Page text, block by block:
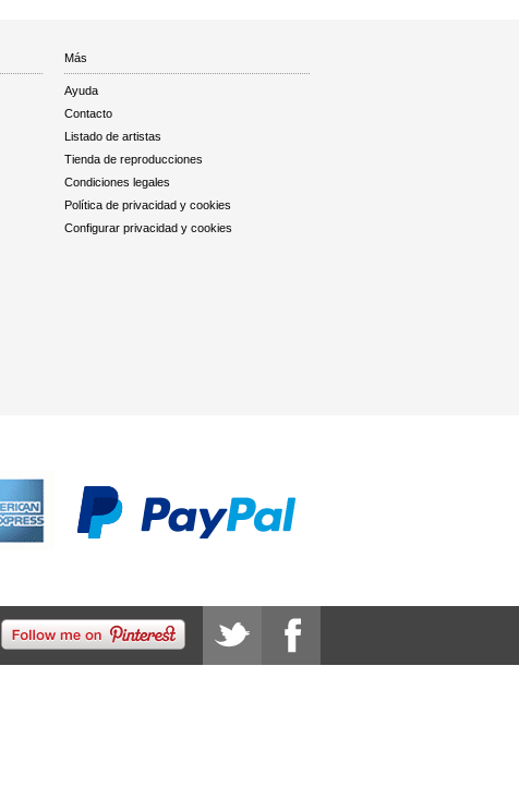
Más
Ayuda
Contacto
Listado de artistas
Tienda de reproducciones
Condiciones legales
Política de privacidad y cookies
Configurar privacidad y cookies